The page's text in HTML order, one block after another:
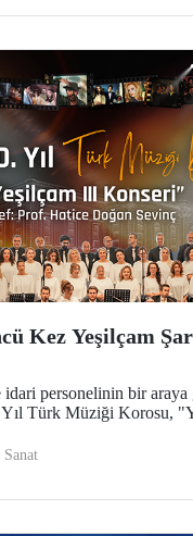
Kez Yeşilçam
personelinin bir araya
Türk Müziği Korosu,
Sanat